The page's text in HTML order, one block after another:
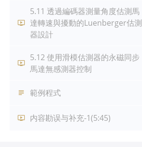
5.11 透過編碼器測量角度估測馬
達轉速與擾動的Luenberger估測
器設計
5.12 使用滑模估測器的永磁同步
馬達無感測器控制
範例程式
内容勘误与补充-1(5:45)